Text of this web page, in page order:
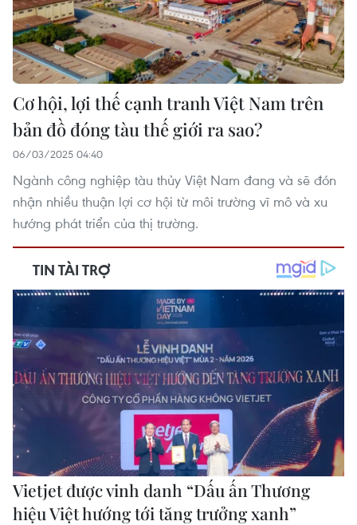
Cơ hội, lợi thế cạnh tranh Việt Nam trên
bản đồ đóng tàu thế giới ra sao?
06/03/2025 04:40
Ngành công nghiệp tàu thủy Việt Nam đang và sẽ đón
nhận nhiều thuận lợi cơ hội từ môi trường vĩ mô và xu
hướng phát triển của thị trường.